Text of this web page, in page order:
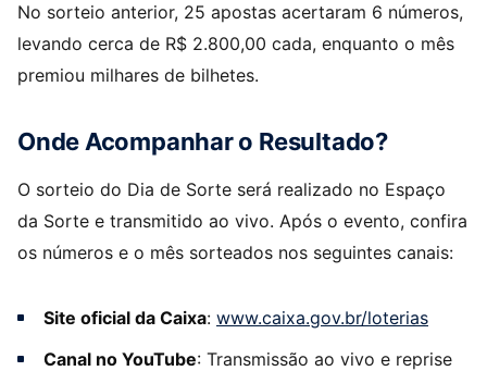
No sorteio anterior, 25 apostas acertaram 6 números,
levando cerca de R$ 2.800,00 cada, enquanto o mês
premiou milhares de bilhetes.
Onde Acompanhar o Resultado?
O sorteio do Dia de Sorte será realizado no Espaço
da Sorte e transmitido ao vivo. Após o evento, confira
os números e o mês sorteados nos seguintes canais:
Site oficial da Caixa: www.caixa.gov.br/loterias
Canal no YouTube: Transmissão ao vivo e reprise